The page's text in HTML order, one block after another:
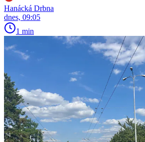
Hanácká Drbna
dnes, 09:05
1 min